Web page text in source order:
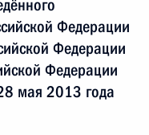
Федерации
Федерации
Федерации
мая 2013 года